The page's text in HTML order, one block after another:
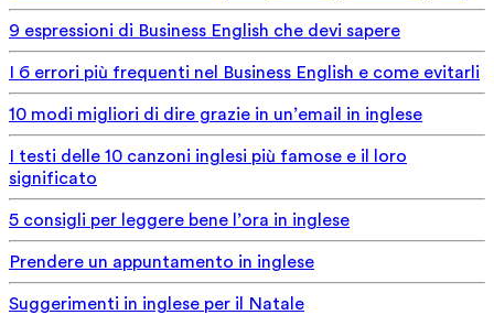
9 espressioni di Business English che devi sapere
I 6 errori più frequenti nel Business English e come evitarli
10 modi migliori di dire grazie in un’email in inglese
I testi delle 10 canzoni inglesi più famose e il loro
significato
5 consigli per leggere bene l’ora in inglese
Prendere un appuntamento in inglese
Suggerimenti in inglese per il Natale